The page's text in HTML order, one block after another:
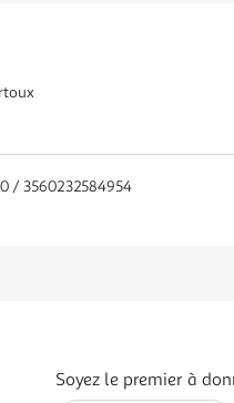
/ 3560232584954
Soyez le premier à